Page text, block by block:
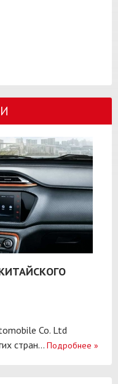
Co. Ltd
стран... Подробнее »